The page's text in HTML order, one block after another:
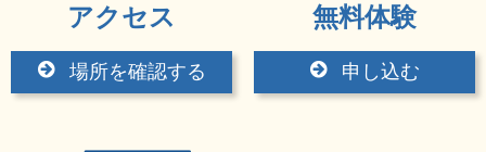
アクセス
場所を確認する
無料体験
申し込む